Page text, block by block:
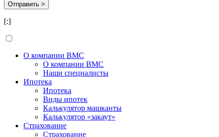
[:]
О компании BMC
О компании BMC
Наши специалисты
Ипотека
Ипотека
Виды ипотек
Калькулятор машканты
Калькулятор «закаут»
Страхование
Страхование